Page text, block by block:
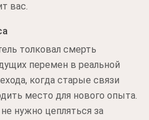
вас.
толковал смерть
перемен в реальной
когда старые связи
место для нового опыта.
нужно цепляться за